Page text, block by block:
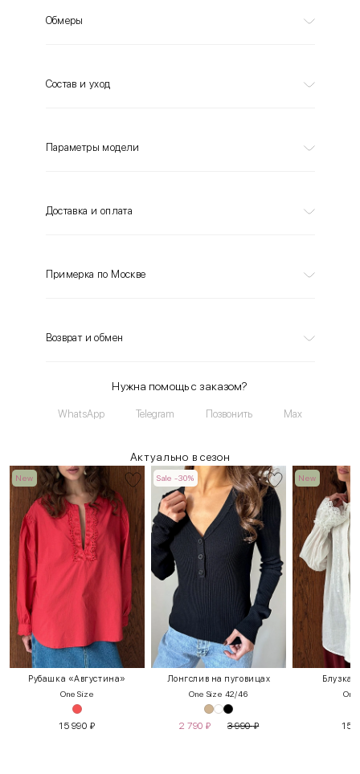
Обмеры
Состав и уход
Параметры модели
Доставка и оплата
Примерка по Москве
Возврат и обмен
Нужна помощь с заказом?
WhatsApp Telegram Позвонить Max
Актуально в сезон
New
Рубашка «Августина»
One Size
15 990 ₽
Sale -30%
Лонгслив на пуговицах
One Size 42/46
2 790 ₽ 3 990₽
New
Блузка
15